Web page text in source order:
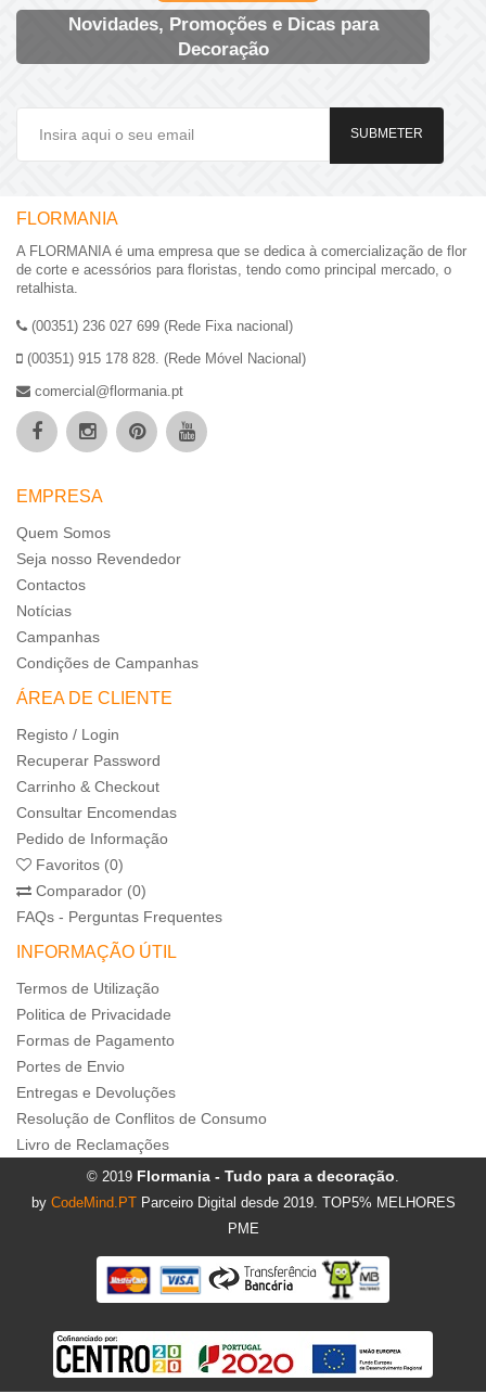
Novidades, Promoções e Dicas para
Decoração
SUBMETER
FLORMANIA
A FLORMANIA é uma empresa que se dedica à comercialização de flor
de corte e acessórios para floristas, tendo como principal mercado, o
retalhista.
(00351) 236 027 699 (Rede Fixa nacional)
(00351) 915 178 828. (Rede Móvel Nacional)
comercial@flormania.pt
EMPRESA
Quem Somos
Seja nosso Revendedor
Contactos
Notícias
Campanhas
Condições de Campanhas
ÁREA DE CLIENTE
Registo / Login
Recuperar Password
Carrinho & Checkout
Consultar Encomendas
Pedido de Informação
Favoritos (0)
Comparador (0)
FAQs - Perguntas Frequentes
INFORMAÇÃO ÚTIL
Termos de Utilização
Politica de Privacidade
Formas de Pagamento
Portes de Envio
Entregas e Devoluções
Resolução de Conflitos de Consumo
Livro de Reclamações
© 2019 Flormania - Tudo para a decoração.
by CodeMind.PT Parceiro Digital desde 2019. TOP5% MELHORES
PME